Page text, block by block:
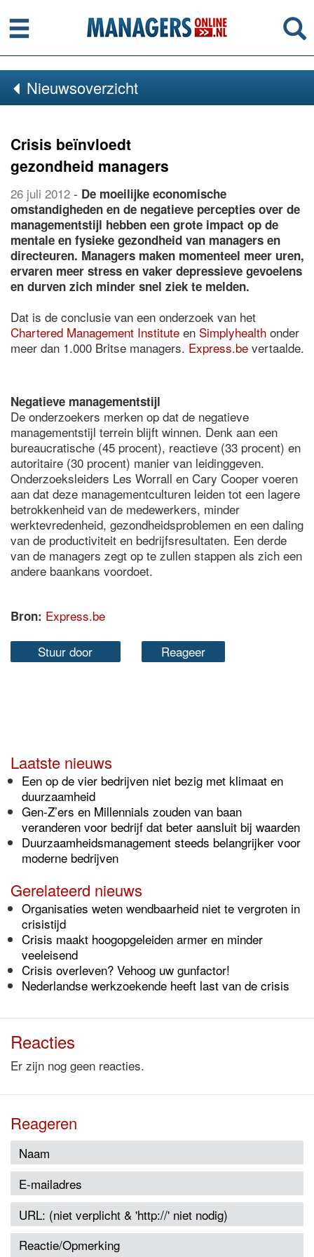
Menu
Nieuwsoverzicht
Crisis beïnvloedt
gezondheid managers
26 juli 2012 - De moeilijke economische
omstandigheden en de negatieve percepties over de
managementstijl hebben een grote impact op de
mentale en fysieke gezondheid van managers en
directeuren. Managers maken momenteel meer uren,
ervaren meer stress en vaker depressieve gevoelens
en durven zich minder snel ziek te melden.
Dat is de conclusie van een onderzoek van het
Chartered Management Institute en Simplyhealth onder
meer dan 1.000 Britse managers. Express.be vertaalde.
Negatieve managementstijl
De onderzoekers merken op dat de negatieve
managementstijl terrein blijft winnen. Denk aan een
bureaucratische (45 procent), reactieve (33 procent) en
autoritaire (30 procent) manier van leidinggeven.
Onderzoeksleiders Les Worrall en Cary Cooper voeren
aan dat deze managementculturen leiden tot een lagere
betrokkenheid van de medewerkers, minder
werktevredenheid, gezondheidsproblemen en een daling
van de productiviteit en bedrijfsresultaten. Een derde
van de managers zegt op te zullen stappen als zich een
andere baankans voordoet.
Bron: Express.be
Stuur door Reageer
Laatste nieuws
Een op de vier bedrijven niet bezig met klimaat en
duurzaamheid
Gen-Z’ers en Millennials zouden van baan
veranderen voor bedrijf dat beter aansluit bij waarden
Duurzaamheidsmanagement steeds belangrijker voor
moderne bedrijven
Gerelateerd nieuws
Organisaties weten wendbaarheid niet te vergroten in
crisistijd
Crisis maakt hoogopgeleiden armer en minder
veeleisend
Crisis overleven? Vehoog uw gunfactor!
Nederlandse werkzoekende heeft last van de crisis
Reacties
Er zijn nog geen reacties.
Reageren